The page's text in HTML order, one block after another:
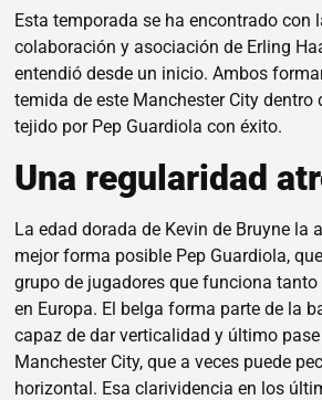
Esta temporada se ha encontrado con
colaboración y asociación de Erling
entendió desde un inicio. Ambos
temida de este Manchester City dentro
tejido por Pep Guardiola con éxito.
Una regularidad
La edad dorada de Kevin de Bruyne la
mejor forma posible Pep Guardiola,
grupo de jugadores que funciona
en Europa. El belga forma parte de la
capaz de dar verticalidad y último
Manchester City, que a veces puede
horizontal. Esa clarividencia en los